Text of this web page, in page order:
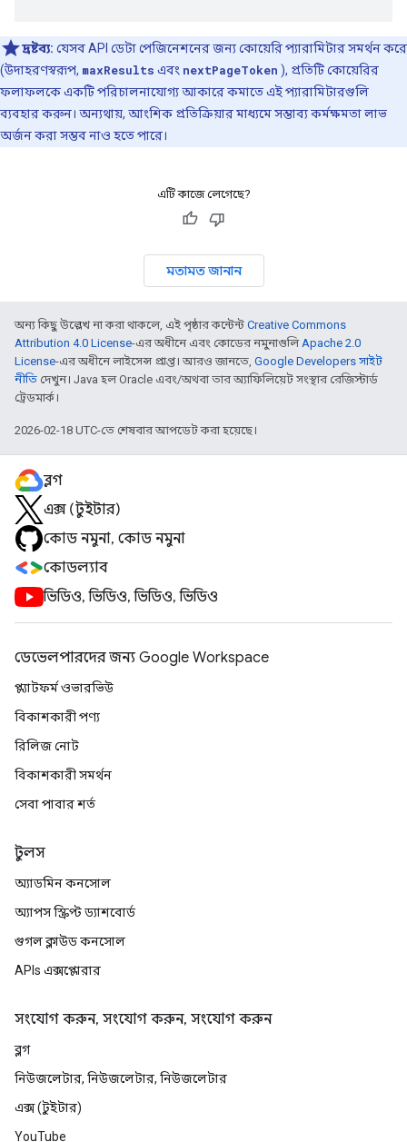
দ্রষ্টব্য: যেসব API ডেটা পেজিনেশনের জন্য কোয়েরি প্যারামিটার সমর্থন করে
(উদাহরণস্বরূপ, maxResults এবং nextPageToken ), প্রতিটি কোয়েরির
ফলাফলকে একটি পরিচালনাযোগ্য আকারে কমাতে এই প্যারামিটারগুলি
ব্যবহার করুন। অন্যথায়, আংশিক প্রতিক্রিয়ার মাধ্যমে সম্ভাব্য কর্মক্ষমতা লাভ
অর্জন করা সম্ভব নাও হতে পারে।
এটি কাজে লেগেছে?
মতামত জানান
অন্য কিছু উল্লেখ না করা থাকলে, এই পৃষ্ঠার কন্টেন্ট Creative Commons
Attribution 4.0 License-এর অধীনে এবং কোডের নমুনাগুলিApache 2.0
License-এর অধীনে লাইসেন্স প্রাপ্ত। আরও জানতে, Google Developers সাইট
নীতি দেখুন। Java হল Oracle এবং/অথবা তার অ্যাফিলিয়েট সংস্থার রেজিস্টার্ড
ট্রেডমার্ক।
2026-02-18 UTC-তে শেষবার আপডেট করা হয়েছে।
ব্লগ
এক্স (টুইটার)
কোড নমুনা, কোড নমুনা
কোডল্যাব
ভিডিও, ভিডিও, ভিডিও, ভিডিও
ডেভেলপারদের জন্য Google Workspace
প্ল্যাটফর্ম ওভারভিউ
বিকাশকারী পণ্য
রিলিজ নোট
বিকাশকারী সমর্থন
সেবা পাবার শর্ত
টুলস
অ্যাডমিন কনসোল
অ্যাপস স্ক্রিপ্ট ড্যাশবোর্ড
গুগল ক্লাউড কনসোল
APIs এক্সপ্লোরার
সংযোগ করুন, সংযোগ করুন, সংযোগ করুন
ব্লগ
নিউজলেটার, নিউজলেটার, নিউজলেটার
এক্স (টুইটার)
YouTube